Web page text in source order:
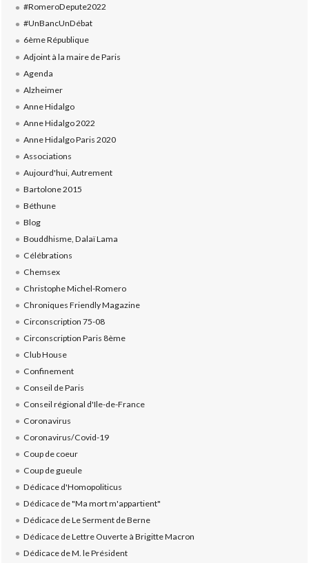
#RomeroDepute2022
#UnBancUnDébat
6ème République
Adjoint à la maire de Paris
Agenda
Alzheimer
Anne Hidalgo
Anne Hidalgo 2022
Anne Hidalgo Paris 2020
Associations
Aujourd'hui, Autrement
Bartolone 2015
Béthune
Blog
Bouddhisme, Dalaï Lama
Célébrations
Chemsex
Christophe Michel-Romero
Chroniques Friendly Magazine
Circonscription 75-08
Circonscription Paris 8ème
Club House
Confinement
Conseil de Paris
Conseil régional d'Ile-de-France
Coronavirus
Coronavirus/Covid-19
Coup de coeur
Coup de gueule
Dédicace d'Homopoliticus
Dédicace de "Ma mort m'appartient"
Dédicace de Le Serment de Berne
Dédicace de Lettre Ouverte à Brigitte Macron
Dédicace de M. le Président